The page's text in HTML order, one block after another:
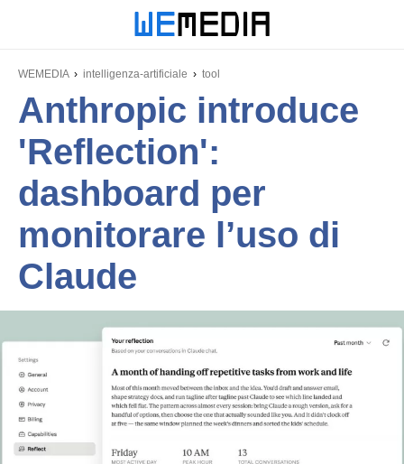
WEMEDIA intelligenza-artificiale tool
Anthropic introduce
'Reflection':
dashboard per
monitorare l’uso di
Claude